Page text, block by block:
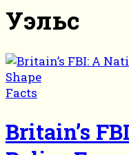
Уэльс
Facts
Britain’s